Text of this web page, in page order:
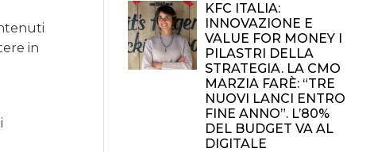
in
KFC ITALIA:
INNOVAZIONE E
VALUE FOR MONEY I
PILASTRI DELLA
STRATEGIA. LA CMO
MARZIA FARÈ: “TRE
NUOVI LANCI ENTRO
FINE ANNO”. L’80%
DEL BUDGET VA AL
DIGITALE